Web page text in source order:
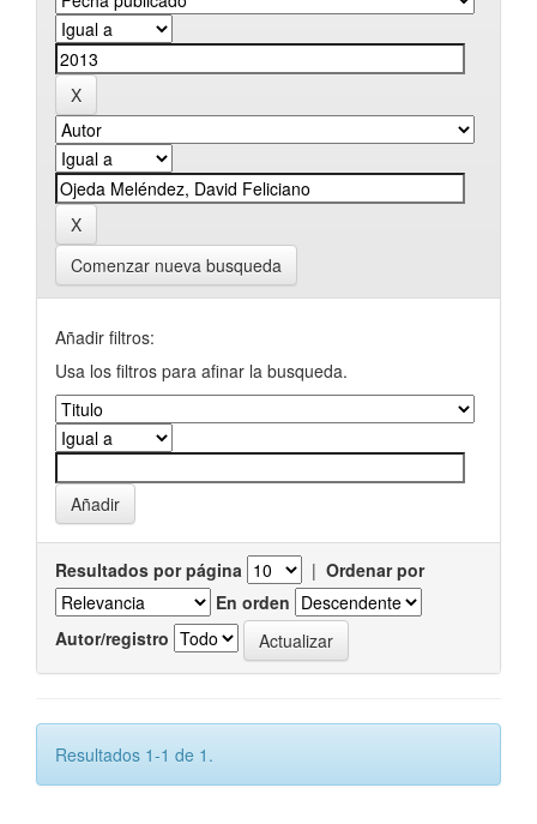
Comenzar nueva busqueda
Añadir filtros:
Usa los filtros para afinar la busqueda.
Resultados por página | Ordenar por
En orden
Autor/registro
Resultados 1-1 de 1.